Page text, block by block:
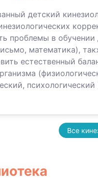
детский
проблемы в обучении
математика),
естественный
психологический
Все